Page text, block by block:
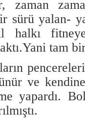
zaman
sürü yalan-
halkı
tam
ve
yapardı.